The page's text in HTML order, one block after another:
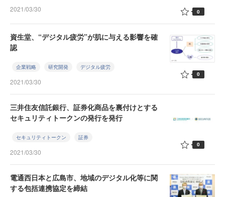
2021/03/30 0
資生堂、“デジタル疲労”が肌に与える影響を確
認
企業戦略 研究開発 デジタル疲労
2021/03/30
0
三井住友信託銀行、証券化商品を裏付けとする
セキュリティトークンの発行を発行
セキュリティトークン 証券
2021/03/30
0
電通西日本と広島市、地域のデジタル化等に関
する包括連携協定を締結